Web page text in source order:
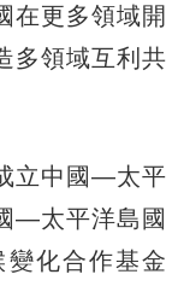
更多領域開
多領域互利共
立中國—太平
—太平洋島國
化合作基金